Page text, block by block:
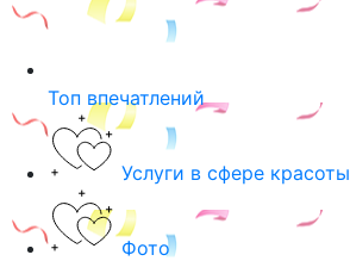
Топ впечатлений
Услуги в сфере красоты
Фото